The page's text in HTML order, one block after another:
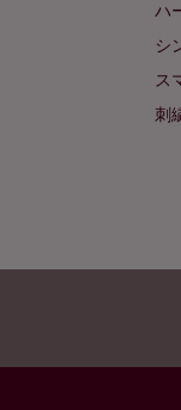
ハ
シ
ス
刺